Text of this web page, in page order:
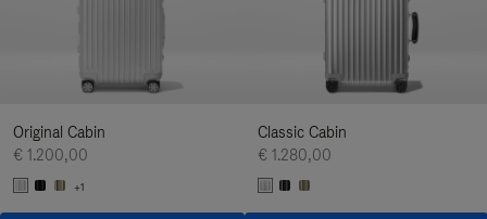
Original Cabin
€ 1.200,00
+1
Classic Cabin
€ 1.280,00